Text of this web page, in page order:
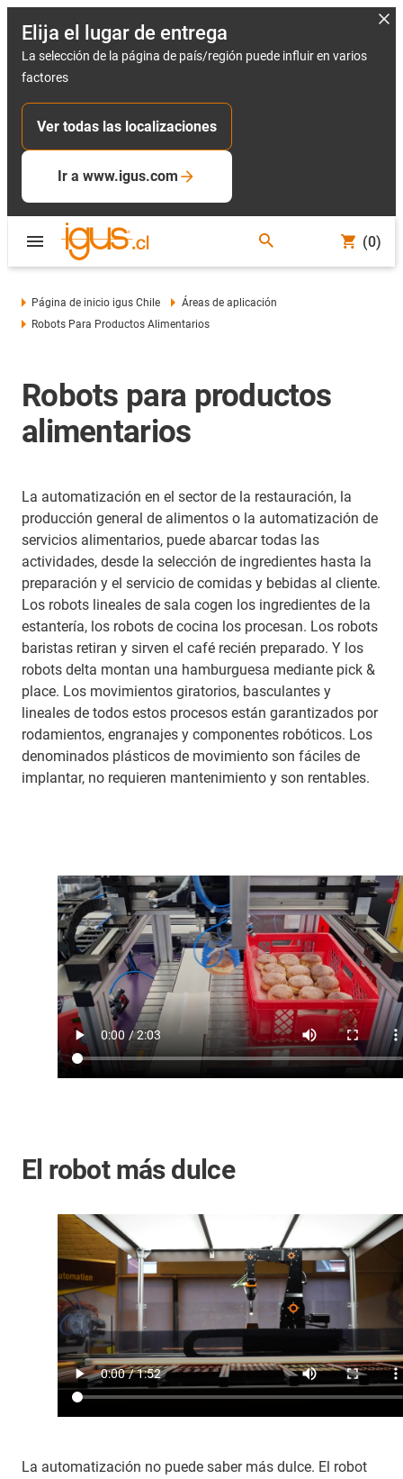
Elija el lugar de entrega
La selección de la página de país/región puede influir en varios
factores
Ver todas las localizaciones
Ir a www.igus.com
(0)
Página de inicio igus Chile
Áreas de aplicación
Robots Para Productos Alimentarios
Robots para productos
alimentarios
La automatización en el sector de la restauración, la
producción general de alimentos o la automatización de
servicios alimentarios, puede abarcar todas las
actividades, desde la selección de ingredientes hasta la
preparación y el servicio de comidas y bebidas al cliente.
Los robots lineales de sala cogen los ingredientes de la
estantería, los robots de cocina los procesan. Los robots
baristas retiran y sirven el café recién preparado. Y los
robots delta montan una hamburguesa mediante pick &
place. Los movimientos giratorios, basculantes y
lineales de todos estos procesos están garantizados por
rodamientos, engranajes y componentes robóticos. Los
denominados plásticos de movimiento son fáciles de
implantar, no requieren mantenimiento y son rentables.
El robot más dulce
La automatización no puede saber más dulce. El robot